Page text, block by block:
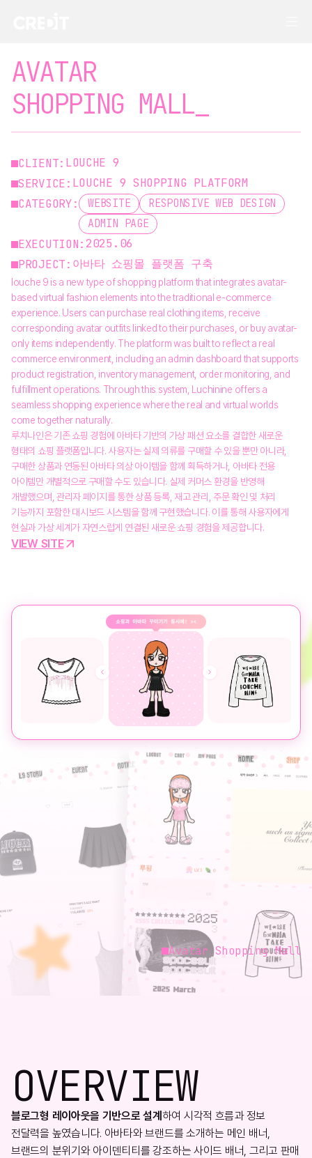
AVATAR
SHOPPING MALL_
CLIENT: LOUCHE 9
SERVICE: LOUCHE 9 SHOPPING PLATFORM
CATEGORY:
WEBSITE
RESPONSIVE WEB DESIGN
ADMIN PAGE
EXECUTION: 2025.06
PROJECT: 아바타 쇼핑몰 플랫폼 구축
louche 9 is a new type of shopping platform that integrates avatar-
based virtual fashion elements into the traditional e-commerce
experience. Users can purchase real clothing items, receive
corresponding avatar outfits linked to their purchases, or buy avatar-
only items independently. The platform was built to reflect a real
commerce environment, including an admin dashboard that supports
product registration, inventory management, order monitoring, and
fulfillment operations. Through this system, Luchinine offers a
seamless shopping experience where the real and virtual worlds
come together naturally.
루치나인은 기존 쇼핑 경험에 아바타 기반의 가상 패션 요소를 결합한 새로운
형태의 쇼핑 플랫폼입니다. 사용자는 실제 의류를 구매할 수 있을 뿐만 아니라,
구매한 상품과 연동된 아바타 의상 아이템을 함께 획득하거나, 아바타 전용
아이템만 개별적으로 구매할 수도 있습니다. 실제 커머스 환경을 반영해
개발했으며, 관리자 페이지를 통한 상품 등록, 재고 관리, 주문 확인 및 처리
기능까지 포함한 대시보드 시스템을 함께 구현했습니다. 이를 통해 사용자에게
현실과 가상 세계가 자연스럽게 연결된 새로운 쇼핑 경험을 제공합니다.
VIEW SITE
Avatar Shopping Mall
OVERVIEW
블로그형 레이아웃을 기반으로 설계 하여 시각적 흐름과 정보
전달력을 높였습니다. 아바타와 브랜드를 소개하는 메인 배너,
브랜드의 분위기와 아이덴티티를 강조하는 사이드 배너, 그리고 판매